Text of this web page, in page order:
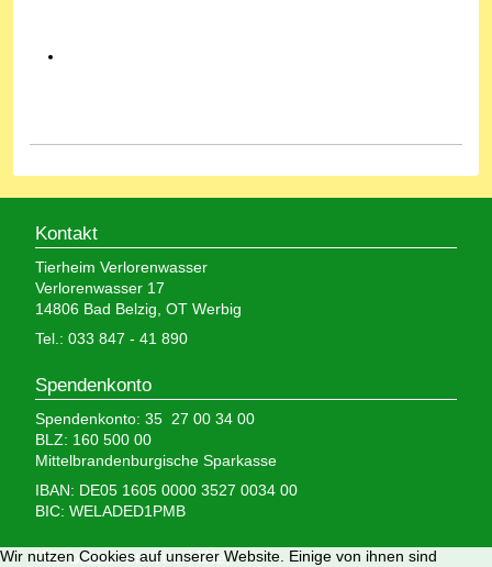
Kontakt
Tierheim Verlorenwasser
Verlorenwasser 17
14806 Bad Belzig, OT Werbig
Tel.: 033 847 - 41 890
Spendenkonto
Spendenkonto: 35 27 00 34 00
BLZ: 160 500 00
Mittelbrandenburgische Sparkasse
IBAN: DE05 1605 0000 3527 0034 00
BIC: WELADED1PMB
Wir brauchen Ihre Hilfe,
Wir nutzen Cookies auf unserer Website. Einige von ihnen sind